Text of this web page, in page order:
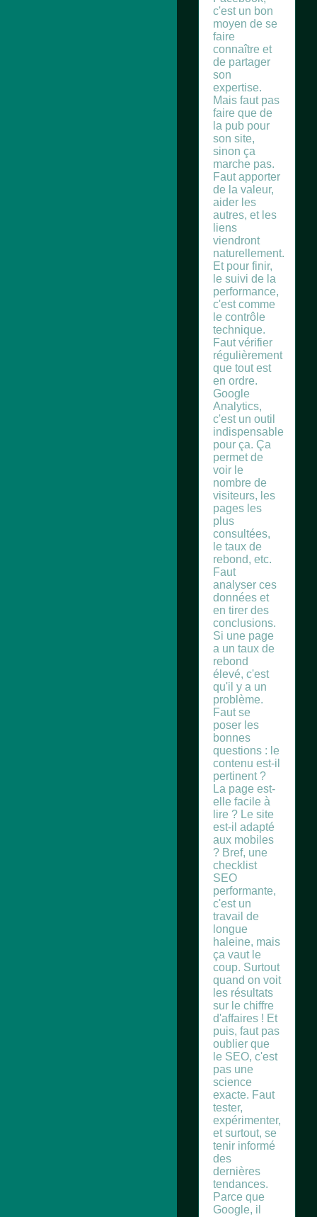
c'est un bon
moyen de se
faire
connaître et
de partager
son
expertise.
Mais faut pas
faire que de
la pub pour
son site,
sinon ça
marche pas.
Faut apporter
de la valeur,
aider les
autres, et les
liens
viendront
naturellement.
Et pour finir,
le suivi de la
performance,
c'est comme
le contrôle
technique.
Faut vérifier
régulièrement
que tout est
en ordre.
Google
Analytics,
c'est un outil
indispensable
pour ça. Ça
permet de
voir le
nombre de
visiteurs, les
pages les
plus
consultées,
le taux de
rebond, etc.
Faut
analyser ces
données et
en tirer des
conclusions.
Si une page
a un taux de
rebond
élevé, c'est
qu'il y a un
problème.
Faut se
poser les
bonnes
questions : le
contenu est-il
pertinent ?
La page est-
elle facile à
lire ? Le site
est-il adapté
aux mobiles
? Bref, une
checklist
SEO
performante,
c'est un
travail de
longue
haleine, mais
ça vaut le
coup. Surtout
quand on voit
les résultats
sur le chiffre
d'affaires ! Et
puis, faut pas
oublier que
le SEO, c'est
pas une
science
exacte. Faut
tester,
expérimenter,
et surtout, se
tenir informé
des
dernières
tendances.
Parce que
Google, il